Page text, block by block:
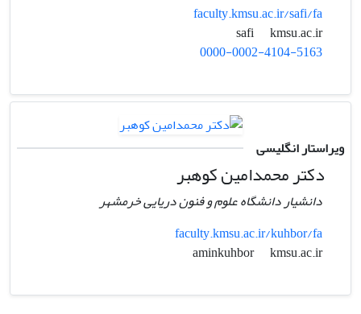
faculty.kmsu.ac.ir/safi/fa
safi
kmsu.ac.ir
0000-0002-4104-5163
ویراستار انگلیسی
دکتر محمدامین کوهبر
دانشیار دانشگاه علوم و فنون دریایی خرمشهر
faculty.kmsu.ac.ir/kuhbor/fa
aminkuhbor
kmsu.ac.ir